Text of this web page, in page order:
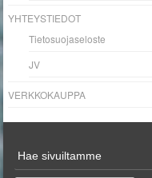
YHTEYSTIEDOT
Tietosuojaseloste
JV
VERKKOKAUPPA
Hae sivuiltamme